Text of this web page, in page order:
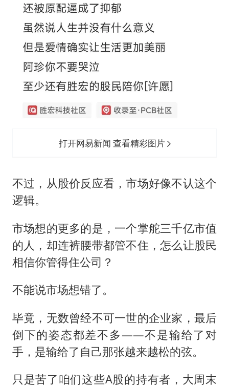
打开网易新闻 查看精彩图片
不过，从股价反应看，市场好像不认这个
逻辑。
市场想的更多的是，一个掌舵三千亿市值
的人，却连裤腰带都管不住，怎么让股民
相信你管得住公司？
不能说市场想错了。
毕竟，无数曾经不可一世的企业家，最后
倒下的姿态都差不多——不是输给了对
手，是输给了自己那张越来越松的弦。
只是苦了咱们这些A股的持有者，大周末